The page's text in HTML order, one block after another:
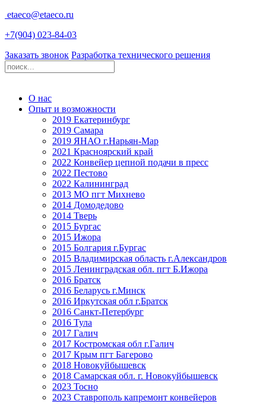
etaeco@etaeco.ru
+7(904) 023-84-03
Заказать звонок Разработка технического решения
О нас
Опыт и возможности
2019 Екатеринбург
2019 Самара
2019 ЯНАО г.Нарьян-Мар
2021 Красноярский край
2022 Конвейер цепной подачи в пресс
2022 Пестово
2022 Калининград
2013 МО пгт Михнево
2014 Домодедово
2014 Тверь
2015 Бургас
2015 Ижора
2015 Болгария г.Бургас
2015 Владимирская область г.Александров
2015 Ленинградская обл. пгт Б.Ижора
2016 Братск
2016 Беларусь г.Минск
2016 Иркутская обл г.Братск
2016 Санкт-Петербург
2016 Тула
2017 Галич
2017 Костромская обл г.Галич
2017 Крым пгт Багерово
2018 Новокуйбышевск
2018 Самарская обл. г. Новокуйбышевск
2023 Тосно
2023 Ставрополь капремонт конвейеров